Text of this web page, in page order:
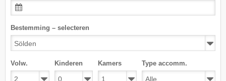
Bestemming – selecteren
Volw. Kinderen Kamers Type accomm.